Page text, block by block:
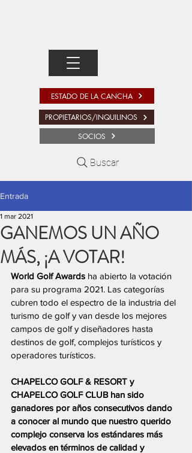
SOCIOS
ESTADO DE LA CANCHA
PROPIETARIOS/INQUILINOS
Buscar
Entrada
GANEMOS UN AÑO
MÁS, ¡A VOTAR!
1 mar 2021
World Golf Awards ha abierto la votación
para su programa 2021. Las categorías
cubren todo el espectro de la industria del
turismo de golf y van desde los mejores
campos de golf y diseñadores hasta
destinos de golf, complejos turísticos y
operadores turísticos.
CHAPELCO GOLF & RESORT y
CHAPELCO GOLF CLUB han sido
ganadores por años consecutivos dando
a conocer al mundo que nuestro querido
complejo conserva los estándares más
elevados en términos de calidad y